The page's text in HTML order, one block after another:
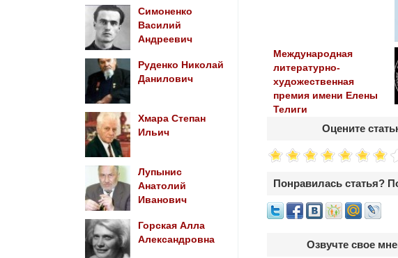
Международная
литературно-
художественная
премия имени Елены
Телиги
Оцените
Понравилась статья?
Озвучте свое
Симоненко
Василий
Андреевич
Руденко Николай
Данилович
Хмара Степан
Ильич
Лупынис
Анатолий
Иванович
Горская Алла
Александровна